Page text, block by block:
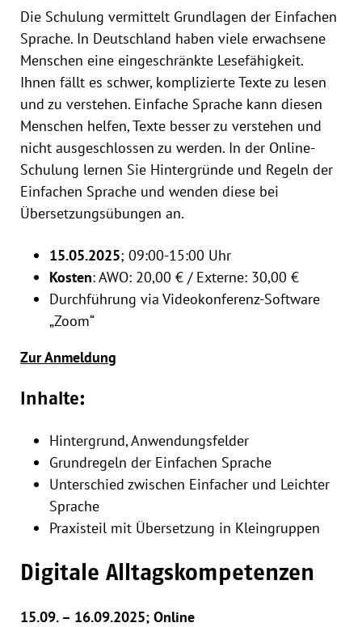
Die Schulung vermittelt Grundlagen der Einfachen
Sprache. In Deutschland haben viele erwachsene
Menschen eine eingeschränkte Lesefähigkeit.
Ihnen fällt es schwer, komplizierte Texte zu lesen
und zu verstehen. Einfache Sprache kann diesen
Menschen helfen, Texte besser zu verstehen und
nicht ausgeschlossen zu werden. In der Online-
Schulung lernen Sie Hintergründe und Regeln der
Einfachen Sprache und wenden diese bei
Übersetzungsübungen an.
15.05.2025; 09:00-15:00 Uhr
Kosten: AWO: 20,00 € / Externe: 30,00 €
Durchführung via Videokonferenz-Software
„Zoom“
Zur Anmeldung
Inhalte:
Hintergrund, Anwendungsfelder
Grundregeln der Einfachen Sprache
Unterschied zwischen Einfacher und Leichter
Sprache
Praxisteil mit Übersetzung in Kleingruppen
Digitale Alltagskompetenzen
15.09. – 16.09.2025; Online